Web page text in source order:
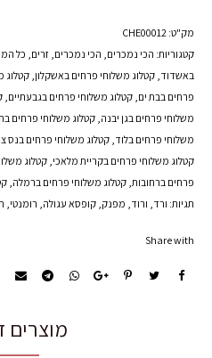
הקסומה
מק"ט: CHE00012
קטגוריות: הכי נמכרים, הכי נמכרים, זרים, כל
באשדוד, קטלוג משלוחי פרחים באשקלון, קטלוג
פרחים בבת ים, קטלוג משלוחי פרחים בגבעתיים,
משלוחי פרחים בגן יבנה, קטלוג משלוחי פרחים
משלוחי פרחים בלוד, קטלוג משלוחי פרחים בנס
קטלוג משלוחי פרחים בקריית מלאכי, קטלוג
פרחים ברחובות, קטלוג משלוחי פרחים ברמלה,
תגיות: ורד, ורוד, מפנק, קופסא עגולה, רומנטי,
Share with
מוצרים